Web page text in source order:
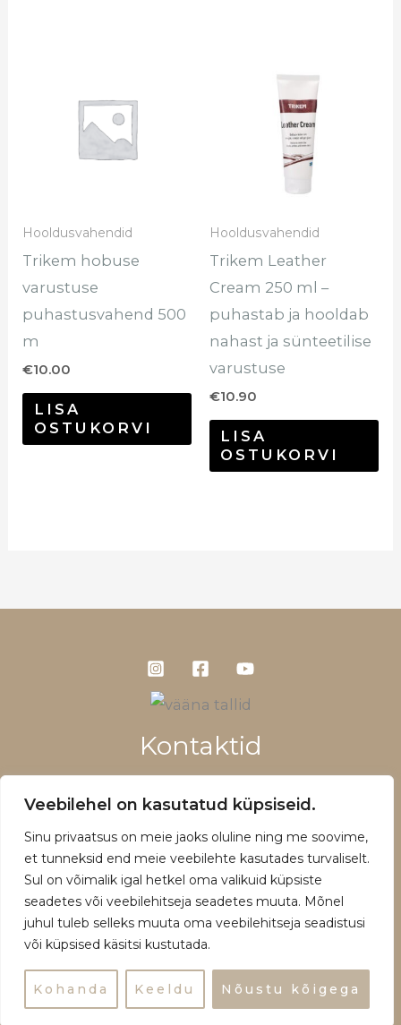
Veebilehel on kasutatud küpsiseid.
Sinu privaatsus on meie jaoks oluline ning me soovime,
et tunneksid end meie veebilehte kasutades turvaliselt.
Sul on võimalik igal hetkel oma valikuid küpsiste
seadetes või veebilehitseja seadetes muuta. Mõnel
juhul tuleb selleks muuta oma veebilehitseja seadistusi
või küpsised käsitsi kustutada.
Kohanda Keeldu Nõustu kõigega
Hooldusvahendid
Trikem hobuse
varustuse
puhastusvahend 500
m
€10.00
LISA
OSTUKORVI
Hooldusvahendid
Trikem Leather
Cream 250 ml –
puhastab ja hooldab
nahast ja sünteetilise
varustuse
€10.90
LISA
OSTUKORVI
Kontaktid
+372 5660 1028
Müügitingimused ja privaatsuspoliitika
Copyright © 2026 | Powered by Vääna Tallid